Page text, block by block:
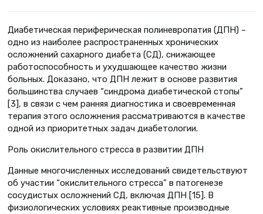
Диабетическая периферическая полиневропатия (ДПН) –
одно из наиболее распространенных хронических
осложнений сахарного диабета (СД), снижающее
работоспособность и ухудшающее качество жизни
больных. Доказано, что ДПН лежит в основе развития
большинства случаев “синдрома диабетической стопы”
[3], в связи с чем ранняя диагностика и своевременная
терапия этого осложнения рассматриваются в качестве
одной из приоритетных задач диабетологии.
Роль окислительного стресса в развитии ДПН
Данные многочисленных исследований свидетельствуют
об участии “окислительного стресса” в патогенезе
сосудистых осложнений СД, включая ДПН [15]. В
физиологических условиях реактивные производные